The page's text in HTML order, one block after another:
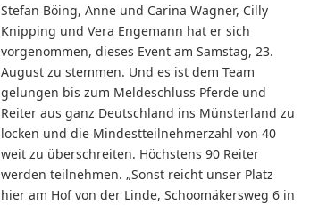
Stefan Böing, Anne und Carina Wagner, Cilly
Knipping und Vera Engemann hat er sich
vorgenommen, dieses Event am Samstag, 23.
August zu stemmen. Und es ist dem Team
gelungen bis zum Meldeschluss Pferde und
Reiter aus ganz Deutschland ins Münsterland zu
locken und die Mindestteilnehmerzahl von 40
weit zu überschreiten. Höchstens 90 Reiter
werden teilnehmen. „Sonst reicht unser Platz
hier am Hof von der Linde, Schoomäkersweg 6 in